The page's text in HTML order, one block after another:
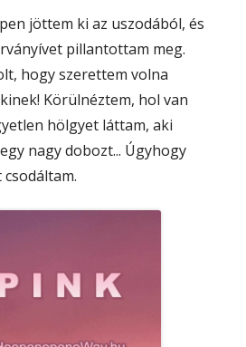
jöttem ki az uszodából, és
pillantottam meg.
hogy szerettem volna
Körülnéztem, hol van
hölgyet láttam, aki
nagy dobozt... Úgyhogy